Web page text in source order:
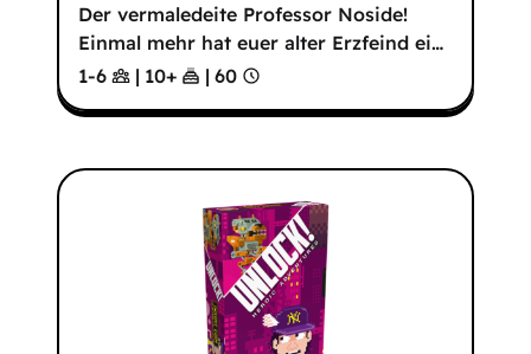
Der vermaledeite Professor Noside!
Einmal mehr hat euer alter Erzfeind ei…
1-6
| 10+ | 60